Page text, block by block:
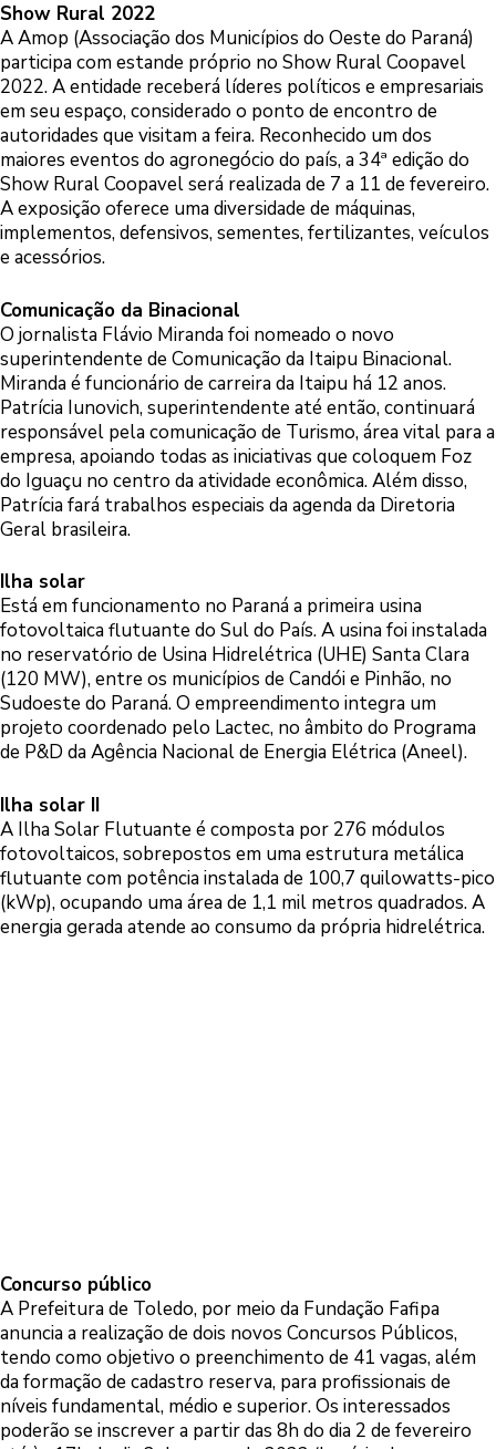
Show Rural 2022
A Amop (Associação dos Municípios do Oeste do Paraná)
participa com estande próprio no Show Rural Coopavel
2022. A entidade receberá líderes políticos e empresariais
em seu espaço, considerado o ponto de encontro de
autoridades que visitam a feira. Reconhecido um dos
maiores eventos do agronegócio do país, a 34ª edição do
Show Rural Coopavel será realizada de 7 a 11 de fevereiro.
A exposição oferece uma diversidade de máquinas,
implementos, defensivos, sementes, fertilizantes, veículos
e acessórios.
Comunicação da Binacional
O jornalista Flávio Miranda foi nomeado o novo
superintendente de Comunicação da Itaipu Binacional.
Miranda é funcionário de carreira da Itaipu há 12 anos.
Patrícia Iunovich, superintendente até então, continuará
responsável pela comunicação de Turismo, área vital para a
empresa, apoiando todas as iniciativas que coloquem Foz
do Iguaçu no centro da atividade econômica. Além disso,
Patrícia fará trabalhos especiais da agenda da Diretoria
Geral brasileira.
Ilha solar
Está em funcionamento no Paraná a primeira usina
fotovoltaica flutuante do Sul do País. A usina foi instalada
no reservatório de Usina Hidrelétrica (UHE) Santa Clara
(120 MW), entre os municípios de Candói e Pinhão, no
Sudoeste do Paraná. O empreendimento integra um
projeto coordenado pelo Lactec, no âmbito do Programa
de P&D da Agência Nacional de Energia Elétrica (Aneel).
Ilha solar II
A Ilha Solar Flutuante é composta por 276 módulos
fotovoltaicos, sobrepostos em uma estrutura metálica
flutuante com potência instalada de 100,7 quilowatts-pico
(kWp), ocupando uma área de 1,1 mil metros quadrados. A
energia gerada atende ao consumo da própria hidrelétrica.
Concurso público
A Prefeitura de Toledo, por meio da Fundação Fafipa
anuncia a realização de dois novos Concursos Públicos,
tendo como objetivo o preenchimento de 41 vagas, além
da formação de cadastro reserva, para profissionais de
níveis fundamental, médio e superior. Os interessados
poderão se inscrever a partir das 8h do dia 2 de fevereiro